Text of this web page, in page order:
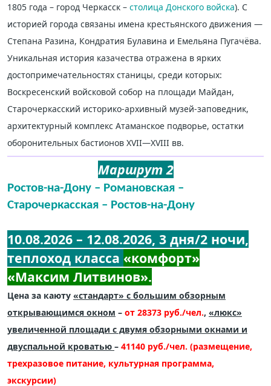
1805 года – город Черкасск – столица Донского войска). С
историей города связаны имена крестьянского движения —
Степана Разина, Кондратия Булавина и Емельяна Пугачёва.
Уникальная история казачества отражена в ярких
достопримечательностях станицы, среди которых:
Воскресенский войсковой собор на площади Майдан,
Старочеркасский историко-архивный музей-заповедник,
архитектурный комплекс Атаманское подворье, остатки
оборонительных бастионов XVII—XVIII вв.
Маршрут 2
Ростов-на-Дону – Романовская –
Старочеркасская – Ростов-на-Дону
10.08.2026 – 12.08.2026, 3 дня/2 ночи,
теплоход класса «комфорт»
«Максим Литвинов».
Цена за каюту «стандарт» с большим обзорным
открывающимся окном – от 28373 руб./чел., «люкс»
увеличенной площади с двумя обзорными окнами и
двуспальной кроватью – 41140 руб./чел. (размещение,
трехразовое питание, культурная программа,
экскурсии)